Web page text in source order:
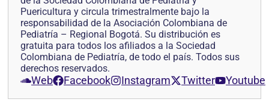
Puericultura y circula trimestralmente bajo la
responsabilidad de la Asociación Colombiana de
Pediatría – Regional Bogotá. Su distribución es
gratuita para todos los afiliados a la Sociedad
Colombiana de Pediatría, de todo el país. Todos sus
derechos reservados.
Web Facebook Instagram Twitter Youtube